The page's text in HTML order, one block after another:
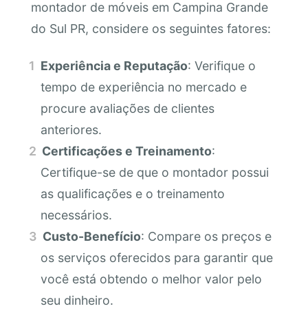
montador de móveis em Campina Grande
do Sul PR, considere os seguintes fatores:
Experiência e Reputação: Verifique o
tempo de experiência no mercado e
procure avaliações de clientes
anteriores.
Certificações e Treinamento:
Certifique-se de que o montador possui
as qualificações e o treinamento
necessários.
Custo-Benefício: Compare os preços e
os serviços oferecidos para garantir que
você está obtendo o melhor valor pelo
seu dinheiro.